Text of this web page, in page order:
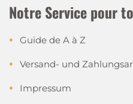
Notre Service pour
Guide de A à Z
Versand- und
Impressum